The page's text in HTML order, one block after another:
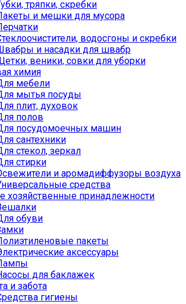
тряпки, скребки
и мешки для мусора
водосгоны и скребки
и насадки для швабр
веники, совки для уборки
химия
мебели
мытья посуды
плит, духовок
полов
посудомоечных машин
сантехники
стекол, зеркал
стирки
и аромадиффузоры воздуха
средства
хозяйственные принадлежности
обуви
пакеты
аксессуары
для баклажек
и забота
гигиены